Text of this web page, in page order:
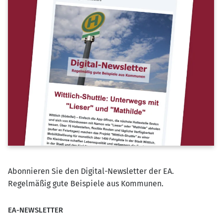
Abonnieren Sie den Digital-Newsletter der EA.
Regelmäßig gute Beispiele aus Kommunen.
EA-NEWSLETTER